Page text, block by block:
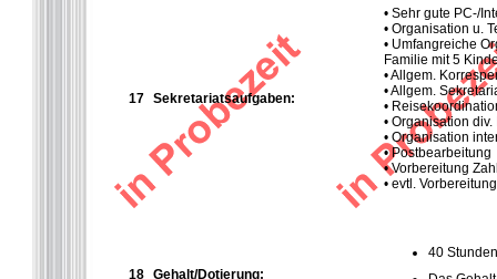
17 Sekretariatsaufgaben:
• Sehr gute PC-/
• Organisation u.
• Umfangreiche
Familie mit 5
• Allgem.
• Allgem.
•
• Organisation div.
• Organisation
• Postbearbeitung
• Vorbereitung
• evtl.
18 Gehalt/Dotierung:
40